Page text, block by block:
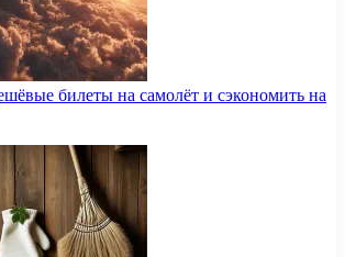
билеты на самолёт и сэкономить на